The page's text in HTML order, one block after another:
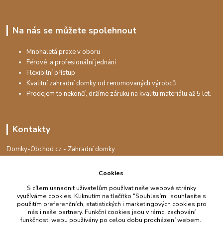
Na nás se můžete spolehnout
Mnohaletá praxe v oboru
Férové a profesionální jednání
Flexibilní přístup
Kvalitní zahradní domky od renomovaných výrobců
Prodejem to nekončí, držíme záruku na kvalitu materiálu až 5 let.
Kontakty
Domky-Obchod.cz - Zahradní domky
+420 730 501 925
info@domky-obchod.cz
Cookies
S cílem usnadnit uživatelům používat naše webové stránky
využíváme cookies. Kliknutím na tlačítko "Souhlasím" souhlasíte s
použitím preferenčních, statistických i marketingových cookies pro
nás i naše partnery. Funkční cookies jsou v rámci zachování
funkčnosti webu používány po celou dobu procházení webem.